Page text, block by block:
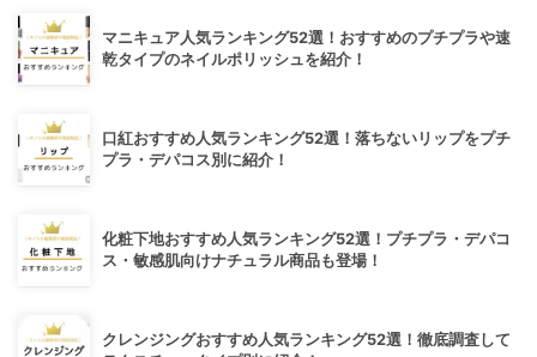
マニキュア人気ランキング52選！おすすめのプチプラや速
乾タイプのネイルポリッシュを紹介！
口紅おすすめ人気ランキング52選！落ちないリップをプチ
プラ・デパコス別に紹介！
化粧下地おすすめ人気ランキング52選！プチプラ・デパコ
ス・敏感肌向けナチュラル商品も登場！
クレンジングおすすめ人気ランキング52選！徹底調査して